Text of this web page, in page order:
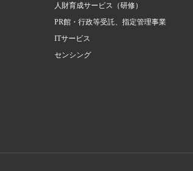
人財育成サービス（研修）
PR館・行政等受託、指定管理事業
ITサービス
センシング